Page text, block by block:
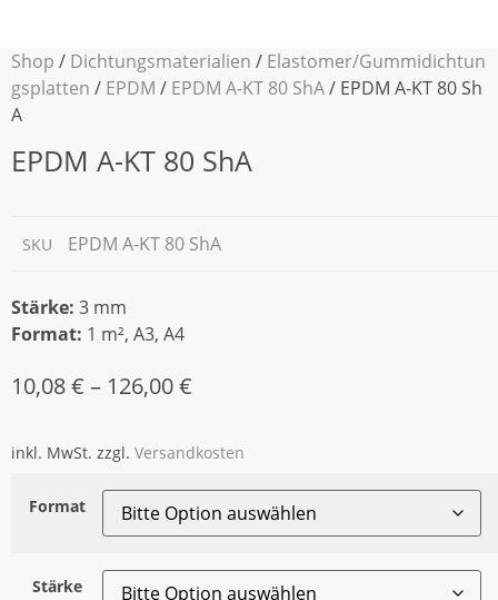
Shop / Dichtungsmaterialien / Elastomer/Gummidichtun
gsplatten / EPDM / EPDM A-KT 80 ShA/ EPDM A-KT 80 Sh
A
EPDM A-KT 80 ShA
SKU EPDM A-KT 80 ShA
Stärke: 3 mm
Format: 1 m², A3, A4
10,08€ – 126,00€
inkl. MwSt. zzgl. Versandkosten
Format
Stärke